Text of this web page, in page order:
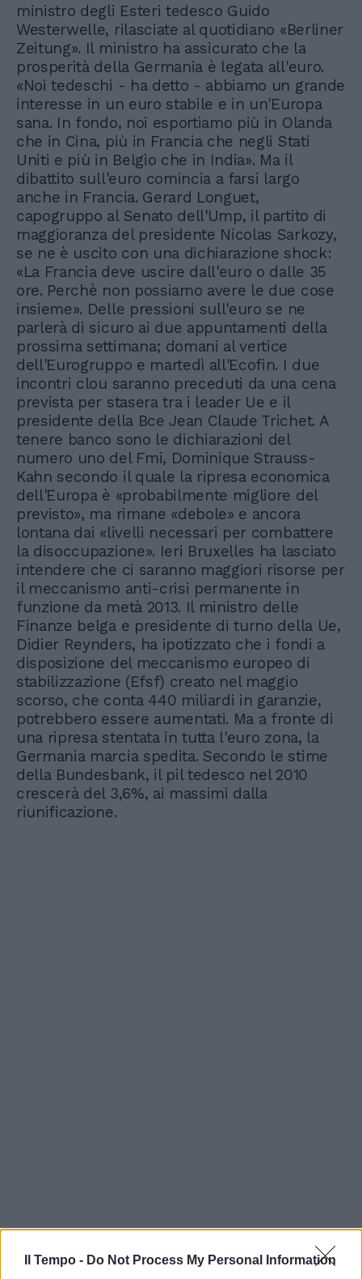
Il Tempo - Do Not Process My Personal Information
ministro degli Esteri tedesco Guido
Westerwelle, rilasciate al quotidiano «Berliner
Zeitung». Il ministro ha assicurato che la
prosperità della Germania è legata all'euro.
«Noi tedeschi - ha detto - abbiamo un grande
interesse in un euro stabile e in un'Europa
sana. In fondo, noi esportiamo più in Olanda
che in Cina, più in Francia che negli Stati
Uniti e più in Belgio che in India». Ma il
dibattito sull'euro comincia a farsi largo
anche in Francia. Gerard Longuet,
capogruppo al Senato dell'Ump, il partito di
maggioranza del presidente Nicolas Sarkozy,
se ne è uscito con una dichiarazione shock:
«La Francia deve uscire dall'euro o dalle 35
ore. Perchè non possiamo avere le due cose
insieme». Delle pressioni sull'euro se ne
parlerà di sicuro ai due appuntamenti della
prossima settimana; domani al vertice
dell'Eurogruppo e martedì all'Ecofin. I due
incontri clou saranno preceduti da una cena
prevista per stasera tra i leader Ue e il
presidente della Bce Jean Claude Trichet. A
tenere banco sono le dichiarazioni del
numero uno del Fmi, Dominique Strauss-
Kahn secondo il quale la ripresa economica
dell'Europa è «probabilmente migliore del
previsto», ma rimane «debole» e ancora
lontana dai «livelli necessari per combattere
la disoccupazione». Ieri Bruxelles ha lasciato
intendere che ci saranno maggiori risorse per
il meccanismo anti-crisi permanente in
funzione da metà 2013. Il ministro delle
Finanze belga e presidente di turno della Ue,
Didier Reynders, ha ipotizzato che i fondi a
disposizione del meccanismo europeo di
stabilizzazione (Efsf) creato nel maggio
scorso, che conta 440 miliardi in garanzie,
potrebbero essere aumentati. Ma a fronte di
una ripresa stentata in tutta l'euro zona, la
Germania marcia spedita. Secondo le stime
della Bundesbank, il pil tedesco nel 2010
crescerà del 3,6%, ai massimi dalla
riunificazione.
In evidenza